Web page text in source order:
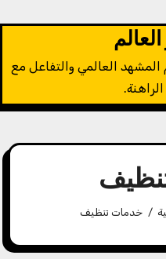
العالمي والتفاعل مع
خدمات تنظيف